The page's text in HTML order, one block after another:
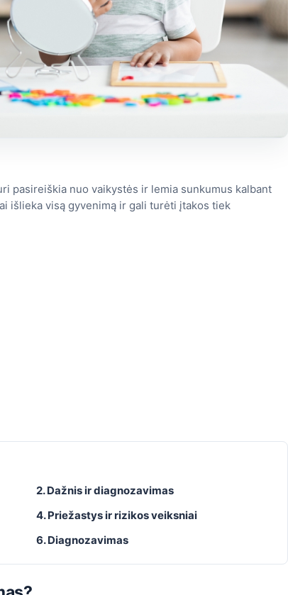
pasireiškia nuo vaikystės ir lemia sunkumus kalbant
išlieka visą gyvenimą ir gali turėti įtakos tiek
2. Dažnis ir diagnozavimas
4. Priežastys ir rizikos veiksniai
6. Diagnozavimas